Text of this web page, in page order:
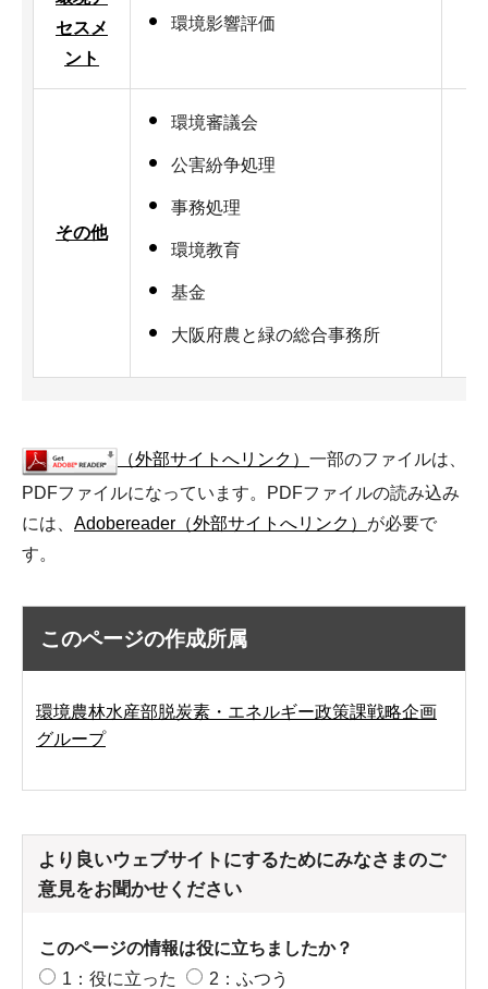
セスメ
ント
環境影響評価
その他
環境審議会
公害紛争処理
事務処理
環境教育
基金
大阪府農と緑の総合事務所
（外部サイトへリンク） 一部のファイルは、
PDFファイルになっています。PDFファイルの読み込み
には、 Adobereader（外部サイトへリンク） が必要で
す。
このページの作成所属
環境農林水産部脱炭素・エネルギー政策課戦略企画
グループ
より良いウェブサイトにするためにみなさまのご
意見をお聞かせください
このページの情報は役に立ちましたか？
1：役に立った
2：ふつう